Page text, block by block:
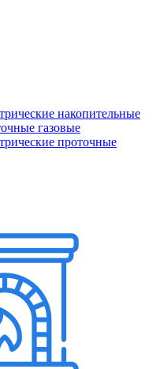
накопительные
газовые
проточные